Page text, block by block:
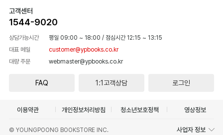
고객센터
1544-9020
상담가능시간 평일 09:00 ~ 18:00 / 점심시간 12:15 ~ 13:15
대표 메일
customer@ypbooks.co.kr
대량 주문
webmaster@ypbooks.co.kr
FAQ 1:1고객상담 로그인
이용약관 개인정보처리방침 청소년보호정책 영상정보
© YOUNGPOONG BOOKSTORE INC. 사업자 정보